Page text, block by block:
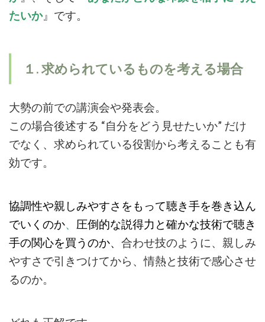
し
慣
の
重
ね
たいか』です。
１. 求められているものを考える場合
大勢の前での講演会や発表会。
この場合後述する “自分をどう見せたいか” だけ
でなく、求められている役割から考えることも有
効です。
協調性や親しみやすさをもって聴き手を巻き込ん
でいくのか、 圧倒的な説得力と確かな技術で聴き
手の関心を買うのか、 合わせ技のように、親しみ
やすさで引きつけてから、情熱と技術で感心させ
るのか。